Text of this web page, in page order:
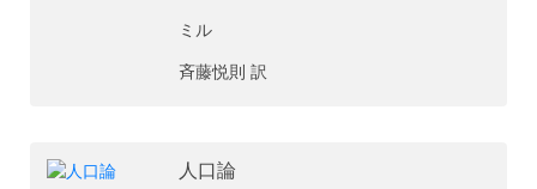
ミル
斉藤悦則 訳
人口論